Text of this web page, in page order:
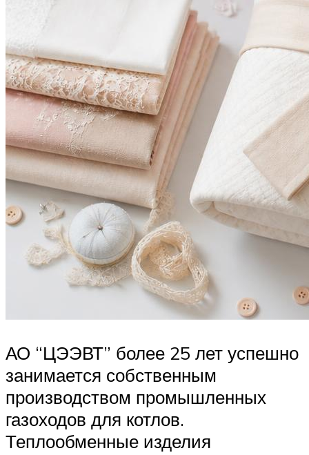
АО “ЦЭЭВТ” более 25 лет успешно
занимается собственным
производством промышленных
газоходов для котлов.
Теплообменные изделия